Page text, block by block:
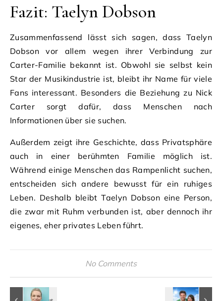
Fazit: Taelyn Dobson
Zusammenfassend lässt sich sagen, dass Taelyn
Dobson vor allem wegen ihrer Verbindung zur
Carter-Familie bekannt ist. Obwohl sie selbst kein
Star der Musikindustrie ist, bleibt ihr Name für viele
Fans interessant. Besonders die Beziehung zu Nick
Carter sorgt dafür, dass Menschen nach
Informationen über sie suchen.
Außerdem zeigt ihre Geschichte, dass Privatsphäre
auch in einer berühmten Familie möglich ist.
Während einige Menschen das Rampenlicht suchen,
entscheiden sich andere bewusst für ein ruhiges
Leben. Deshalb bleibt Taelyn Dobson eine Person,
die zwar mit Ruhm verbunden ist, aber dennoch ihr
eigenes, eher privates Leben führt.
No Comments